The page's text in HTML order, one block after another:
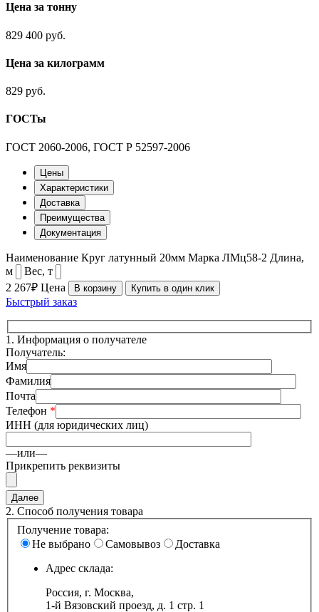
Цена за тонну
829 400 руб.
Цена за килограмм
829 руб.
ГОСТы
ГОСТ 2060-2006, ГОСТ Р 52597-2006
Цены
Характеристики
Доставка
Преимущества
Документация
Наименование Круг латунный 20мм Марка ЛМц58-2 Длина,
м
Вес, т
2 267₽ Цена В корзину Купить в один клик
Быстрый заказ
1. Информация о получателе
Получатель:
Имя
Фамилия
Почта
Телефон *
ИНН (для юридических лиц)
—или—
Прикрепить реквизиты
2. Способ получения товара
Получение товара:
Не выбрано
Самовывоз
Доставка
Адрес склада:
Россия, г. Москва,
1-й Вязовский проезд, д. 1 стр. 1